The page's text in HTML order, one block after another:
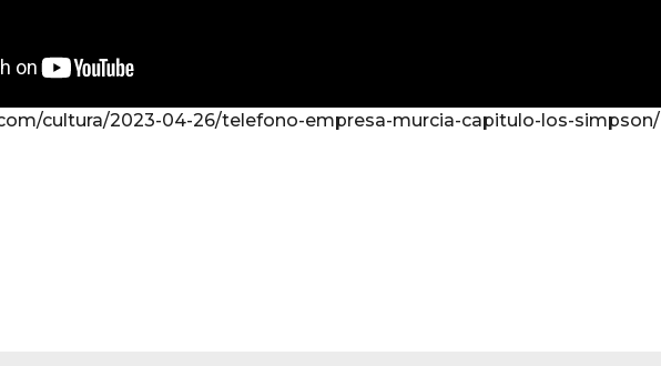
cultura/2023-04-26/telefono-empresa-murcia-capitulo-los-simpson/